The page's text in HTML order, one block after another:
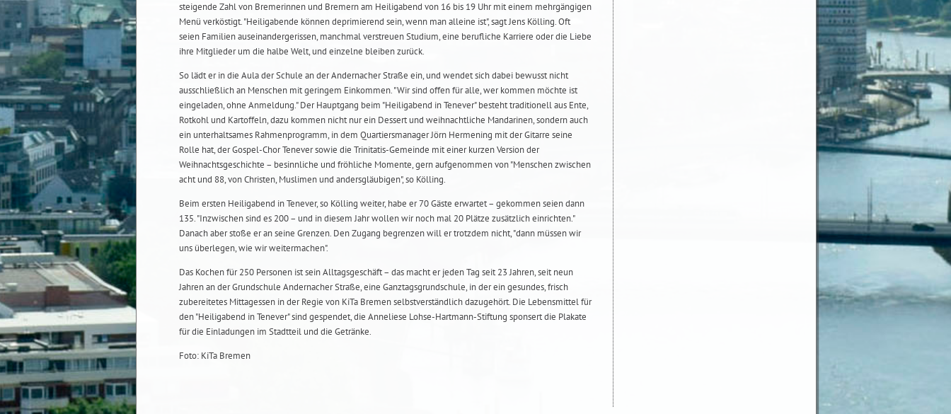
steigende Zahl von Bremerinnen und Bremern am Heiligabend von 16 bis 19 Uhr mit einem mehrgängigen
Menü verköstigt. "Heiligabende können deprimierend sein, wenn man alleine ist", sagt Jens Kölling. Oft
seien Familien auseinandergerissen, manchmal verstreuen Studium, eine berufliche Karriere oder die Liebe
ihre Mitglieder um die halbe Welt, und einzelne bleiben zurück.
So lädt er in die Aula der Schule an der Andernacher Straße ein, und wendet sich dabei bewusst nicht
ausschließlich an Menschen mit geringem Einkommen. "Wir sind offen für alle, wer kommen möchte ist
eingeladen, ohne Anmeldung." Der Hauptgang beim "Heiligabend in Tenever" besteht traditionell aus Ente,
Rotkohl und Kartoffeln, dazu kommen nicht nur ein Dessert und weihnachtliche Mandarinen, sondern auch
ein unterhaltsames Rahmenprogramm, in dem Quartiersmanager Jörn Hermening mit der Gitarre seine
Rolle hat, der Gospel-Chor Tenever sowie die Trinitatis-Gemeinde mit einer kurzen Version der
Weihnachtsgeschichte – besinnliche und fröhliche Momente, gern aufgenommen von "Menschen zwischen
acht und 88, von Christen, Muslimen und andersgläubigen", so Kölling.
Beim ersten Heiligabend in Tenever, so Kölling weiter, habe er 70 Gäste erwartet – gekommen seien dann
135. "Inzwischen sind es 200 – und in diesem Jahr wollen wir noch mal 20 Plätze zusätzlich einrichten."
Danach aber stoße er an seine Grenzen. Den Zugang begrenzen will er trotzdem nicht, "dann müssen wir
uns überlegen, wie wir weitermachen".
Das Kochen für 250 Personen ist sein Alltagsgeschäft – das macht er jeden Tag seit 23 Jahren, seit neun
Jahren an der Grundschule Andernacher Straße, eine Ganztagsgrundschule, in der ein gesundes, frisch
zubereitetes Mittagessen in der Regie von KiTa Bremen selbstverständlich dazugehört. Die Lebensmittel für
den "Heiligabend in Tenever" sind gespendet, die Anneliese Lohse-Hartmann-Stiftung sponsert die Plakate
für die Einladungen im Stadtteil und die Getränke.
Foto: KiTa Bremen